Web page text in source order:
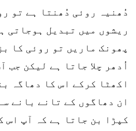
دُھنیہ روئی دُھنتا ہے تو
ریشوں میں تبدیل ہوجاتی
پھونک ماریں تو روئی کا
اُدھر چلا جاتا ہے لیکن جب
اکھٹا کرکے اس کا دھاگہ
ان دھاگوں کے تانے بانے
کپڑا بن جاتا ہے کہ آپ اس